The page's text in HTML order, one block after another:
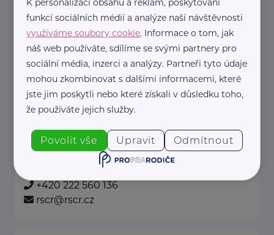
RADA SENIORŮ ČR
Politických vězňů 1419/11 Praha 1
Poskytujeme bezplatné sociálně-
po celé ČR.
Akreditované poradny RS ...
https://www.rscr.cz/
+420 222 560 136
rscr@rscr.cz
K personalizaci obsahu a reklam, poskytování
funkcí sociálních médií a analýze naší návštěvnosti
využíváme soubory cookie. Informace o tom, jak
náš web používáte, sdílíme se svými partnery pro
sociální média, inzerci a analýzy. Partneři tyto údaje
mohou zkombinovat s dalšími informacemi, které
jste jim poskytli nebo které získali v důsledku toho,
že používáte jejich služby.
Povolit vše Upravit Odmítnout